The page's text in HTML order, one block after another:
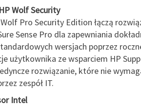
Wolf Security
Pro Security Edition łączą
Sense Pro dla zapewniania
wersjach poprzez
użytkownika ze wsparciem HP
rozwiązanie, które nie
zespół IT.
Intel